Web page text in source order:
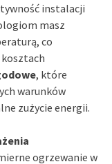
instalacji
masz
co
kosztach
, które
warunków
zużycie energii.
ogrzewanie w